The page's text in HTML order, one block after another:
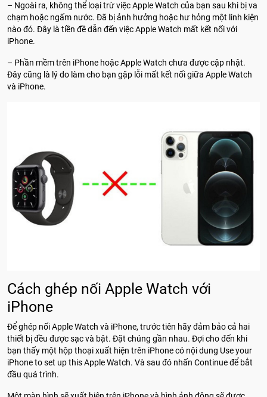
– Ngoài ra, không thể loại trừ việc Apple Watch của bạn sau khi bị va
chạm hoặc ngấm nước. Đã bị ảnh hưởng hoặc hư hỏng một linh kiện
nào đó. Đây là tiền đề dẫn đến việc Apple Watch mất kết nối với
iPhone.
– Phần mềm trên iPhone hoặc Apple Watch chưa được cập nhật.
Đây cũng là lý do làm cho bạn gặp lỗi mất kết nối giữa Apple Watch
và iPhone.
Cách ghép nối Apple Watch với
iPhone
Để ghép nối Apple Watch và iPhone, trước tiên hãy đảm bảo cả hai
thiết bị đều được sạc và bật. Đặt chúng gần nhau. Đợi cho đến khi
bạn thấy một hộp thoại xuất hiện trên iPhone có nội dung Use your
iPhone to set up this Apple Watch. Và sau đó nhấn Continue để bắt
đầu quá trình.